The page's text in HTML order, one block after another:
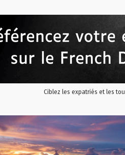
Ciblez les expatriés et les